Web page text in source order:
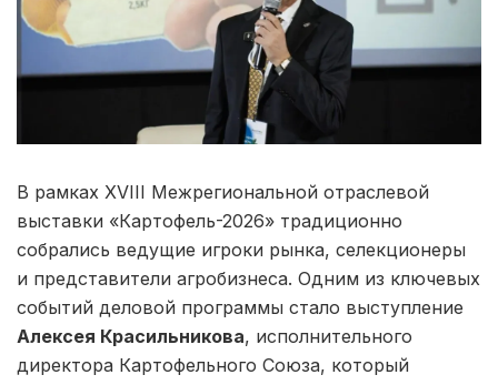
В рамках XVIII Межрегиональной отраслевой
выставки «Картофель-2026» традиционно
собрались ведущие игроки рынка, селекционеры
и представители агробизнеса. Одним из ключевых
событий деловой программы стало выступление
Алексея Красильникова, исполнительного
директора Картофельного Союза, который